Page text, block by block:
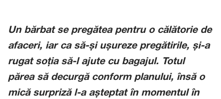
Un bărbat se pregătea pentru o călătorie de
afaceri, iar ca să-și ușureze pregătirile, și-a
rugat soția să-l ajute cu bagajul. Totul
părea să decurgă conform planului, însă o
mică surpriză l-a așteptat în momentul în